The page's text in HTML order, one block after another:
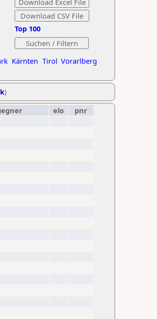
Kärnten Tirol Vorarlberg
Top 100
)
elo
pnr